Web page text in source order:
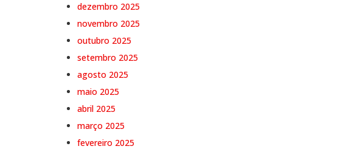
dezembro 2025
novembro 2025
outubro 2025
setembro 2025
agosto 2025
maio 2025
abril 2025
março 2025
fevereiro 2025